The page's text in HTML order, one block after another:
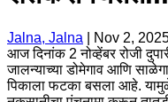
Jalna, Jalna
Nov 2,
आज दिनांक 2 नोव्हेंबर रोजी
जालन्याच्या डोमेगाव आणि
पिकाला फटका बसला आहे.